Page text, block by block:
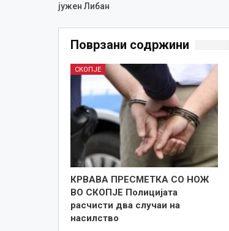
јужен Либан
Поврзани содржини
СКОПЈЕ
КРВАВА ПРЕСМЕТКА СО НОЖ
ВО СКОПЈЕ Полицијата
расчисти два случаи на
насилство